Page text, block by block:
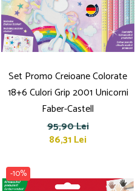
Suporturi și organizatoare de birou
Caiete și Blocuri
Blocnotesuri
Caiete Biologie
Caiete cu Spirală
Caiete Dictando
Caiete Geografie
Caiete Matematica
Caiete Studențești
Caiete Tip I
Set Promo Creioane Colorate
18+6 Culori Grip 2001 Unicorni
Faber-Castell
95,90 Lei
86,31 Lei
-10%